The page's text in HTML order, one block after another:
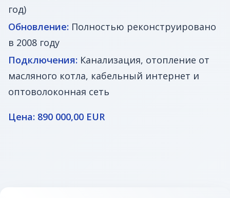
год)
Обновление: Полностью реконструировано
в 2008 году
Подключения: Канализация, отопление от
масляного котла, кабельный интернет и
оптоволоконная сеть
Цена: 890 000,00 EUR